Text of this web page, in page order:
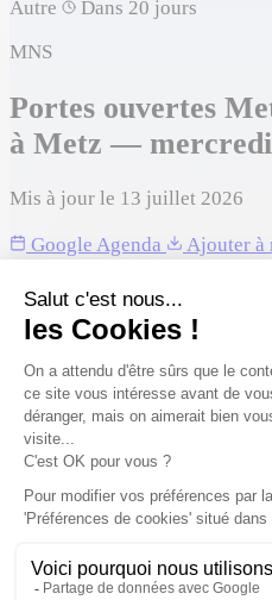
Autre
Dans 20 jours
MNS
Portes ouvertes
à Metz — mercredi
Mis à jour le 13 juillet 2026
Google Agenda Ajouter à
Metz Numeric School
mercredi 26 août 2026, de
poser tes questions et
Mercredi 26 août 2026
Date
17:00 – 17:30
Horaires
Format
À propos